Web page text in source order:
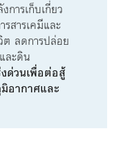
ารเก็บเกี่ยว
สารเคมีและ
ต ลดการปล่อย
ละดิน
ด่วนเพื่อต่อสู้
อากาศและ